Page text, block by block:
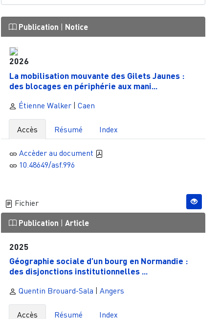
Publication | Notice
2026
La mobilisation mouvante des Gilets Jaunes :
des blocages en périphérie aux mani...
Étienne Walker| Caen
Accès Résumé Index
Accèder au document
10.48649/asf.996
Fichier
Publication | Article
2025
Géographie sociale d’un bourg en Normandie :
des disjonctions institutionnelles ...
Quentin Brouard-Sala Angers
Accès Résumé Index